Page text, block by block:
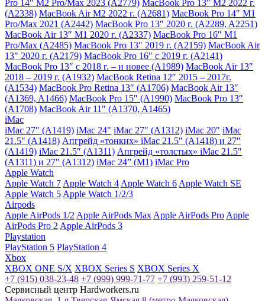
Pro 14″ M2 Pro/Max 2023 (A2779) MacBook Pro 13″ M2 2022 г.
(A2338) MacBook Air M2 2022 г. (A2681) MacBook Pro 14" M1
Pro/Max 2021 (A2442) MacBook Pro 13″ 2020 г. (A2289, A2251)
MacBook Air 13″ M1 2020 г. (A2337) MacBook Pro 16″ M1
Pro/Max (A2485) MacBook Pro 13″ 2019 г. (A2159) MacBook Air
13″ 2020 г. (A2179) MacBook Pro 16″ с 2019 г. (A2141)
MacBook Pro 13″ с 2018 г. – и новее (A1989) MacBook Air 13″
2018 – 2019 г. (A1932) MacBook Retina 12″ 2015 – 2017г.
(A1534) MacBook Pro Retina 13″ (A1706) MacBook Air 13″
(A1369, A1466) MacBook Pro 15″ (A1990) MacBook Pro 13″
(A1708) MacBook Air 11″ (A1370, A1465)
iMac
iMac 27″ (A1419) iMac 24" iMac 27″ (A1312) iMac 20" iMac
21.5″ (A1418) Апгрейд «тонких» iMac 21.5″ (A1418) и 27″
(A1419) iMac 21.5″ (A1311) Апгрейд «толстых» iMac 21.5″
(A1311) и 27″ (A1312) iMac 24” (M1) iMac Pro
Apple Watch
Apple Watch 7 Apple Watch 4 Apple Watch 6 Apple Watch SE
Apple Watch 5 Apple Watch 1/2/3
Airpods
Apple AirPods 1/2 Apple AirPods Max Apple AirPods Pro Apple
AirPods Pro 2 Apple AirPods 3
Playstation
PlayStation 5 PlayStation 4
Xbox
XBOX ONE S/X XBOX Series S XBOX Series X
+7 (915) 038-23-48 +7 (999) 999-71-77 +7 (993) 259-51-12
Сервисный центр Hardworkers.ru